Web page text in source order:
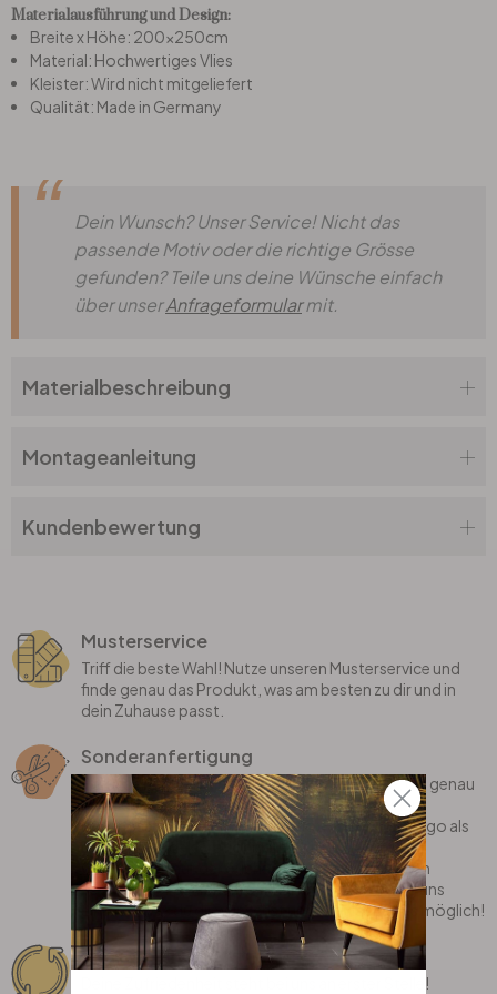
Büro
Bad
Eingangsbereich
Materialausführung und Design:
Breite x Höhe: 200x250cm
Material: Hochwertiges Vlies
Kleister: Wird nicht mitgeliefert
Qualität: Made in Germany
Dein Wunsch? Unser Service! Nicht das
passende Motiv oder die richtige Grösse
gefunden? Teile uns deine Wünsche einfach
über unserAnfrageformularmit.
Materialbeschreibung
Montageanleitung
Kundenbewertung
Musterservice
Triff die beste Wahl! Nutze unseren Musterservice und
finde genau das Produkt, was am besten zu dir und in
dein Zuhause passt.
Sonderanfertigung
Bei uns erhältst du individualisierte Produkte, die genau
auf dich zugeschnitten sind! Wir fertigen deinen
Lieblingsspruch, dein eigenes Motiv oder dein Logo als
coole Wanddekoration gerne für dich an.
Oder bist du auf der Suche nach einem stylischen
Teppich, der perfekt in dein Zimmer passt? Sag uns
einfach, was du dir wünschst und wir machen es möglich!
Rückgaberecht
Deine Zufriedenheit steht bei uns an erster Stelle!